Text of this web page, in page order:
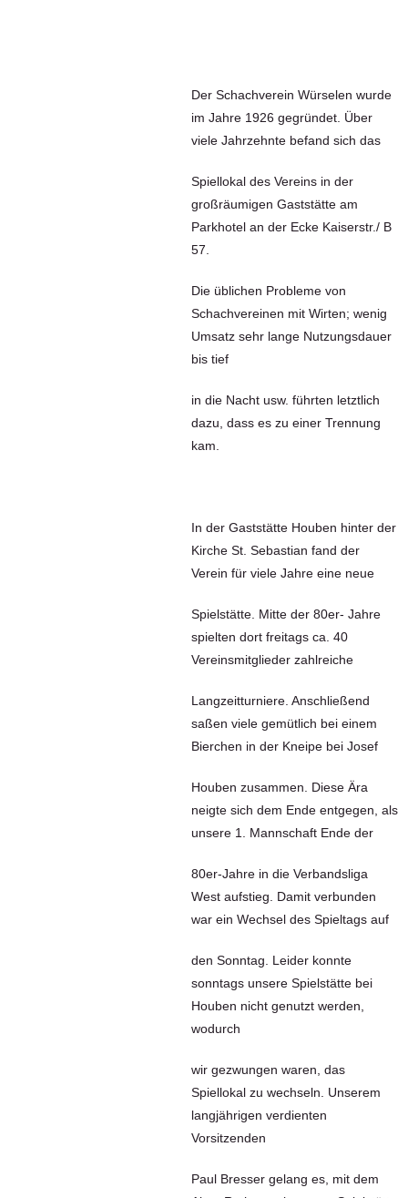
Der Schachverein Würselen wurde
im Jahre 1926 gegründet. Über
viele Jahrzehnte befand sich das
Spiellokal des Vereins in der
großräumigen Gaststätte am
Parkhotel an der Ecke Kaiserstr./ B
57.
Die üblichen Probleme von
Schachvereinen mit Wirten; wenig
Umsatz sehr lange Nutzungsdauer
bis tief
in die Nacht usw. führten letztlich
dazu, dass es zu einer Trennung
kam.
In der Gaststätte Houben hinter der
Kirche St. Sebastian fand der
Verein für viele Jahre eine neue
Spielstätte. Mitte der 80er- Jahre
spielten dort freitags ca. 40
Vereinsmitglieder zahlreiche
Langzeitturniere. Anschließend
saßen viele gemütlich bei einem
Bierchen in der Kneipe bei Josef
Houben zusammen. Diese Ära
neigte sich dem Ende entgegen, als
unsere 1. Mannschaft Ende der
80er-Jahre in die Verbandsliga
West aufstieg. Damit verbunden
war ein Wechsel des Spieltags auf
den Sonntag. Leider konnte
sonntags unsere Spielstätte bei
Houben nicht genutzt werden,
wodurch
wir gezwungen waren, das
Spiellokal zu wechseln. Unserem
langjährigen verdienten
Vorsitzenden
Paul Bresser gelang es, mit dem